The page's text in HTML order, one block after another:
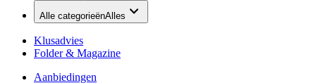
Alle categorieënAlles
Klusadvies
Folder & Magazine
Aanbiedingen